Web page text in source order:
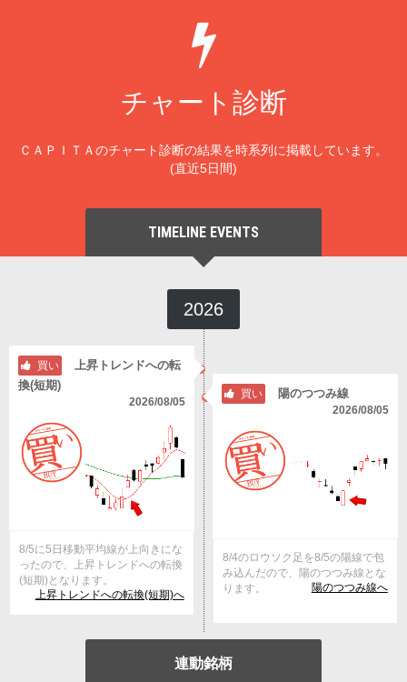
チャート診断
ＣＡＰＩＴＡのチャート診断の結果を時系列に掲載しています。
(直近5日間)
TIMELINE EVENTS
2026
買い
上昇トレンドへの転
換(短期)
2026/08/05
8/5に5日移動平均線が上向きにな
ったので、上昇トレンドへの転換
(短期)となります。
上昇トレンドへの転換(短期)へ
買い 陽のつつみ線
2026/08/05
8/4のロウソク足を8/5の陽線で包
み込んだので、陽のつつみ線とな
ります。
陽のつつみ線へ
連動銘柄